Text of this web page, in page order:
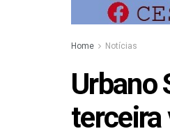
Home Notícias
Urbano
terceira